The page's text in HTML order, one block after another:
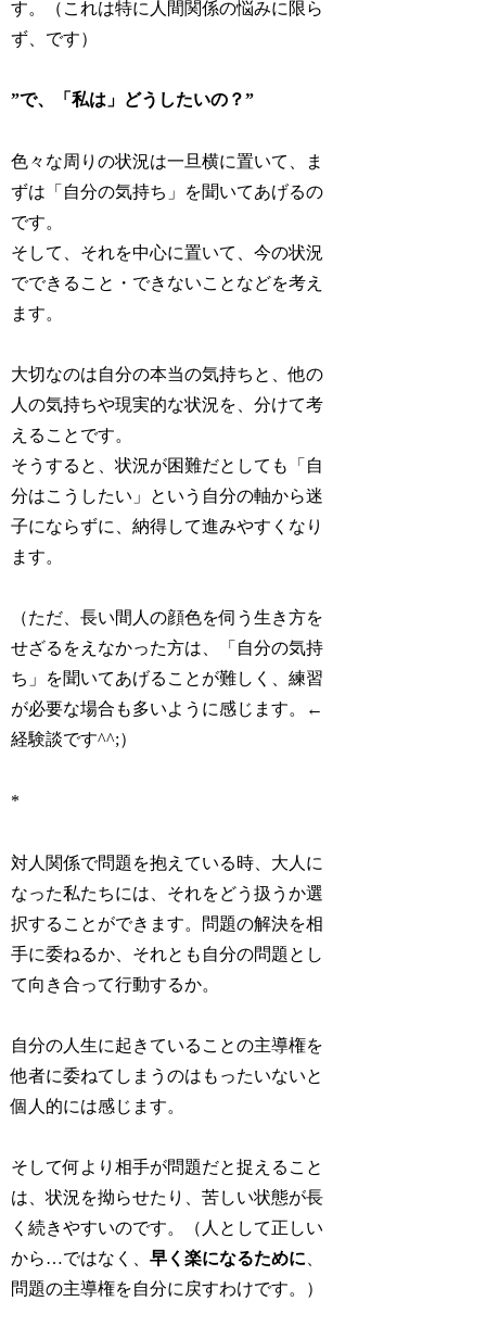
す。（これは特に人間関係の悩みに限ら
ず、です）
”で、「私は」どうしたいの？”
色々な周りの状況は一旦横に置いて、ま
ずは「自分の気持ち」を聞いてあげるの
です。
そして、それを中心に置いて、今の状況
でできること・できないことなどを考え
ます。
大切なのは自分の本当の気持ちと、他の
人の気持ちや現実的な状況を、分けて考
える ことです。
そうすると、状況が困難だとしても「自
分はこうしたい」という自分の軸から迷
子にならずに、納得して進みやすくなり
ます。
（ただ、長い間人の顔色を伺う生き方を
せざるをえなかった方は、「自分の気持
ち」を聞いてあげることが難しく、練習
が必要な場合も多いように感じます。←
経験談です^^;）
*
対人関係で問題を抱えている時、 大人に
なった私たちには、それをどう扱うか選
択することができます。
問題の解決を相
手に委ねるか、それとも自分の問題とし
て向き合って行動するか。
自分の人生に起きていることの主導権を
他者に委ねてしまうのはもったいないと
個人的には感じます。
そして何より相手が問題だと捉えること
は、状況を拗らせたり、苦しい状態が長
く続きやすいのです。（人として正しい
から…ではなく、早く楽になるために
問題の主導権を自分に戻すわけです。）